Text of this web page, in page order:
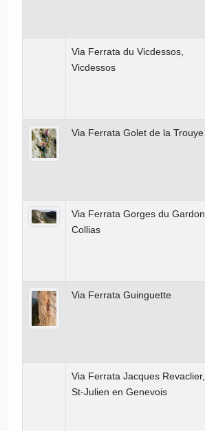
Via Ferrata du Vicdessos,
Vicdessos
Via Ferrata Golet de la Trouye
Via Ferrata Gorges du Gardon,
Collias
Via Ferrata Guinguette
Via Ferrata Jacques Revaclier,
St-Julien en Genevois